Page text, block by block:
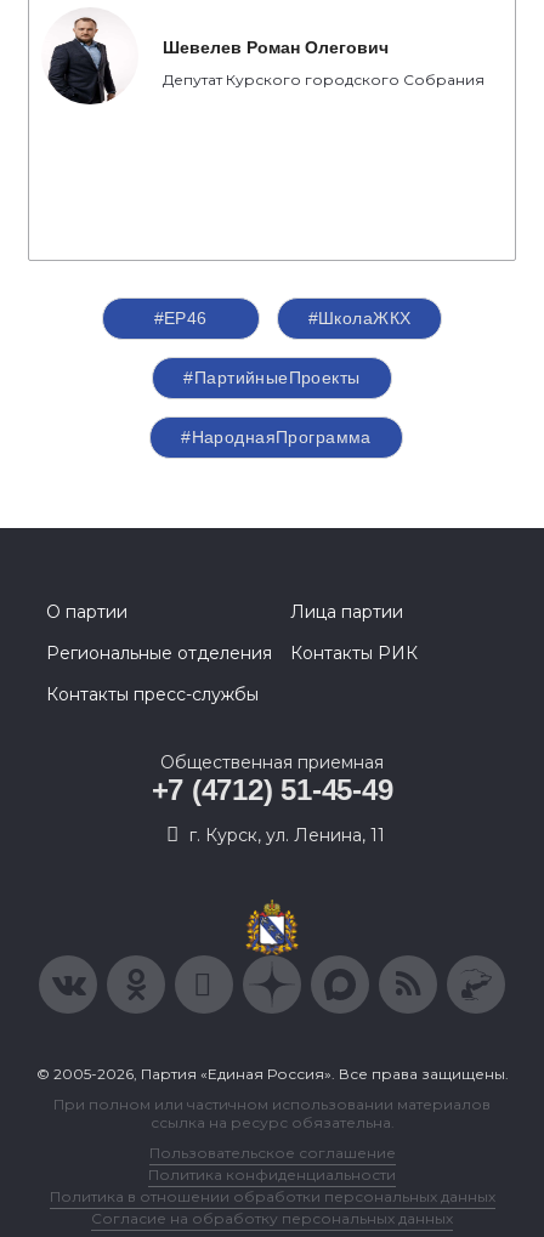
Шевелев Роман Олегович
Депутат Курского городского Собрания
#ЕР46 #ШколаЖКХ
#ПартийныеПроекты
#НароднаяПрограмма
О партии
Лица партии
Региональные отделения
Контакты РИК
Контакты пресс-службы
Общественная приемная
+7 (4712) 51-45-49
г. Курск, ул. Ленина, 11
© 2005-2026, Партия «Единая Россия». Все права защищены.
При полном или частичном использовании материалов
ссылка на ресурс обязательна.
Пользовательское соглашение
Политика конфиденциальности
Политика в отношении обработки персональных данных
Согласие на обработку персональных данных